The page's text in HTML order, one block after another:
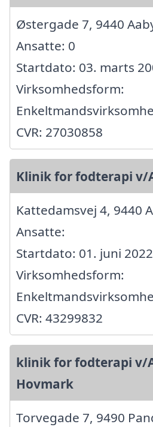
Østergade 7, 9440
Ansatte: 0
Startdato: 03. marts
Virksomhedsform:
CVR: 27030858
Klinik for fodterapi v/
Kattedamsvej 4, 9440
Ansatte:
Startdato: 01. juni
Virksomhedsform:
CVR: 43299832
klinik for fodterapi v/
Hovmark
Torvegade 7, 9490